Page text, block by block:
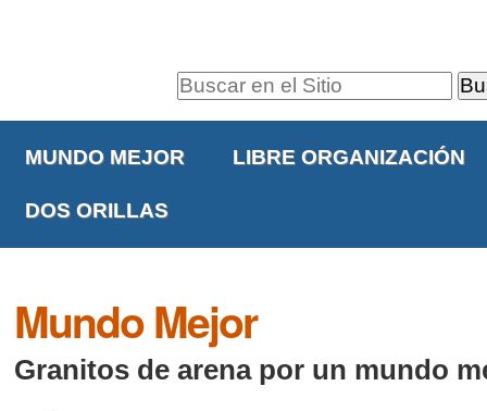
MUNDO MEJOR LIBRE ORGANIZACIÓN
DOS ORILLAS
Mundo Mejor
Granitos de arena por un mundo